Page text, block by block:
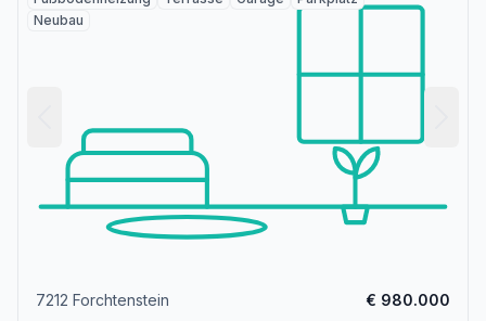
Neubau
7212 Forchtenstein € 980.000